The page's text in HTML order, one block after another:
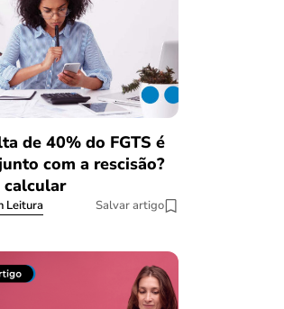
de 40% do FGTS é
com a rescisão?
calcular
Leitura Salvar artigo